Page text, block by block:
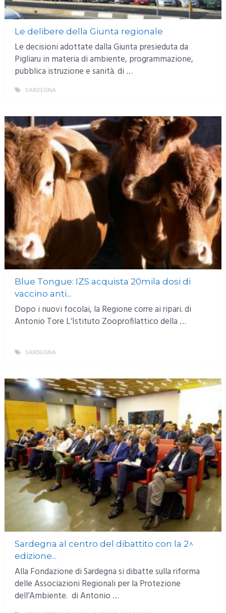
Le delibere della Giunta regionale
Le decisioni adottate dalla Giunta presieduta da
Pigliaru in materia di ambiente, programmazione,
pubblica istruzione e sanità. di …
SARDEGNA
Blue Tongue: IZS acquista 20mila dosi di
vaccino anti...
Dopo i nuovi focolai, la Regione corre ai ripari. di
Antonio Tore L’Istituto Zooprofilattico della …
SARDEGNA
Sardegna al centro del dibattito con la 2^
edizione...
Alla Fondazione di Sardegna si dibatte sulla riforma
delle Associazioni Regionali per la Protezione
dell’Ambiente. di Antonio …